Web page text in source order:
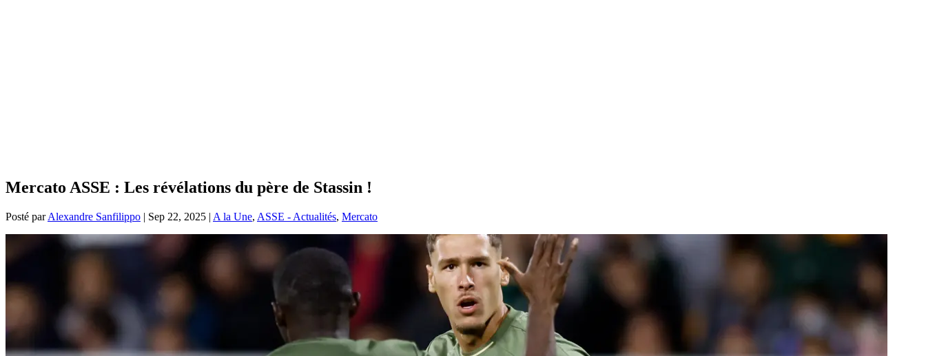
Mercato ASSE : Les révélations du père de Stassin !
Posté parAlexandre Sanfilippo | Sep 22, 2025 | A la Une, ASSE - Actualités, Mercato